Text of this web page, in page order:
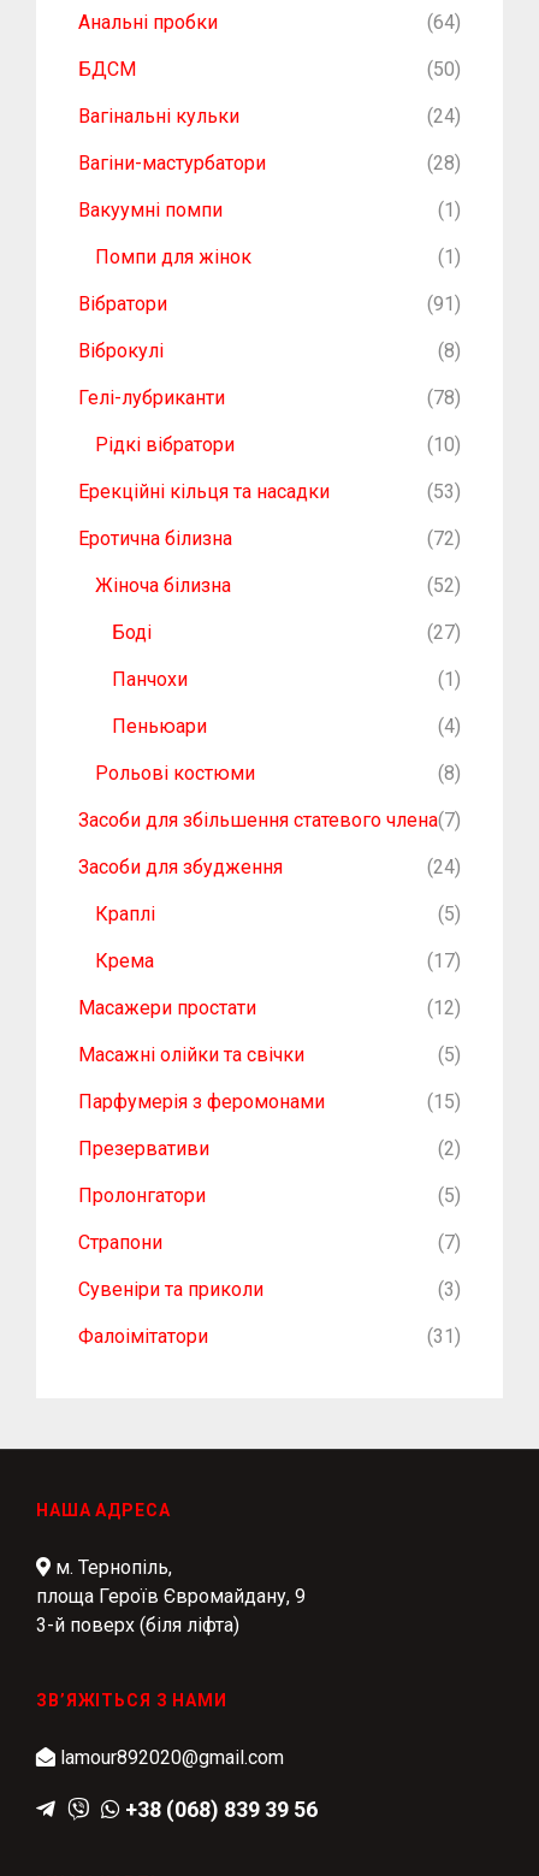
Анальні пробки (64)
БДСМ (50)
Вагінальні кульки (24)
Вагіни-мастурбатори (28)
Вакуумні помпи (1)
Помпи для жінок (1)
Вібратори (91)
Віброкулі (8)
Гелі-лубриканти (78)
Рідкі вібратори (10)
Ерекційні кільця та насадки (53)
Еротична білизна (72)
Жіноча білизна (52)
Боді (27)
Панчохи (1)
Пеньюари (4)
Рольові костюми (8)
Засоби для збільшення статевого члена(7)
Засоби для збудження (24)
Краплі (5)
Крема (17)
Масажери простати (12)
Масажні олійки та свічки (5)
Парфумерія з феромонами (15)
Презервативи (2)
Пролонгатори (5)
Страпони (7)
Сувеніри та приколи (3)
Фалоімітатори (31)
НАША АДРЕСА
м. Тернопіль,
площа Героїв Євромайдану, 9
3-й поверх (біля ліфта)
ЗВ’ЯЖІТЬСЯ З НАМИ
lamour892020@gmail.com
+38 (068) 839 39 56